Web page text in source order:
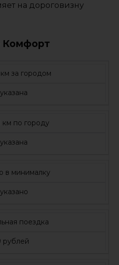
на дороговизну
Комфорт
за городом
км по городу
в минималку
поездка
рублей